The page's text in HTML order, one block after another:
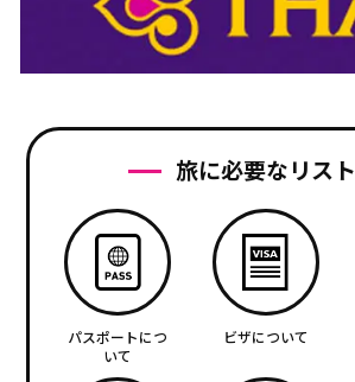
旅に必要なリスト
パスポートにつ
いて
ビザについて